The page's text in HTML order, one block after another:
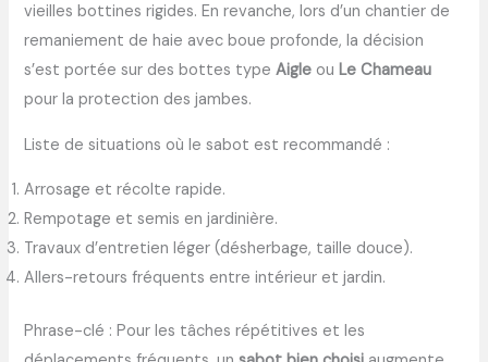
vieilles bottines rigides. En revanche, lors d’un chantier de
remaniement de haie avec boue profonde, la décision
s’est portée sur des bottes typeAigle ouLe Chameau
pour la protection des jambes.
Liste de situations où le sabot est recommandé :
Arrosage et récolte rapide.
Rempotage et semis en jardinière.
Travaux d’entretien léger (désherbage, taille douce).
Allers-retours fréquents entre intérieur et jardin.
Phrase-clé : Pour les tâches répétitives et les